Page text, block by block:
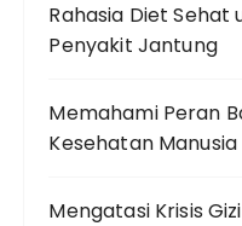
Rahasia Diet Sehat
Penyakit Jantung
Memahami Peran
Kesehatan Manusia
Mengatasi Krisis